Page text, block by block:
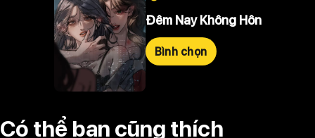
Đêm Nay Không Hôn
Bình chọn
Có thể bạn cũng thích